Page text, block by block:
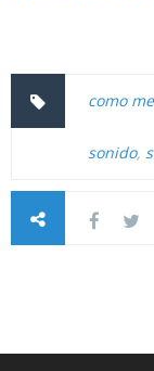
como
sonido,